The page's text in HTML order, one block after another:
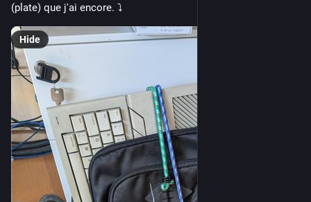
(plate) que j'ai encore. ⤵️
Hide